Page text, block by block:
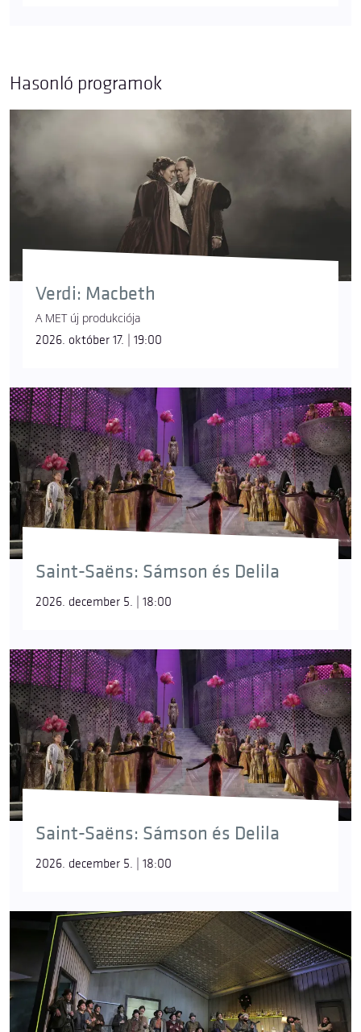
Hasonló programok
Verdi: Macbeth
A MET új produkciója
2026. október 17. | 19:00
Saint-Saëns: Sámson és Delila
2026. december 5. | 18:00
Saint-Saëns: Sámson és Delila
2026. december 5. | 18:00